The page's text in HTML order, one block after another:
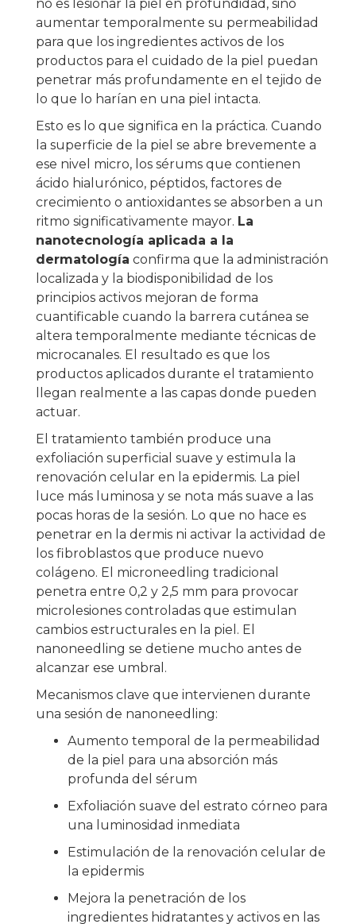
no es lesionar la piel en profundidad, sino
aumentar temporalmente su permeabilidad
para que los ingredientes activos de los
productos para el cuidado de la piel puedan
penetrar más profundamente en el tejido de
lo que lo harían en una piel intacta.
Esto es lo que significa en la práctica. Cuando
la superficie de la piel se abre brevemente a
ese nivel micro, los sérums que contienen
ácido hialurónico, péptidos, factores de
crecimiento o antioxidantes se absorben a un
ritmo significativamente mayor. La
nanotecnología aplicada a la
dermatología confirma que la administración
localizada y la biodisponibilidad de los
principios activos mejoran de forma
cuantificable cuando la barrera cutánea se
altera temporalmente mediante técnicas de
microcanales. El resultado es que los
productos aplicados durante el tratamiento
llegan realmente a las capas donde pueden
actuar.
El tratamiento también produce una
exfoliación superficial suave y estimula la
renovación celular en la epidermis. La piel
luce más luminosa y se nota más suave a las
pocas horas de la sesión. Lo que no hace es
penetrar en la dermis ni activar la actividad de
los fibroblastos que produce nuevo
colágeno. El microneedling tradicional
penetra entre 0,2 y 2,5 mm para provocar
microlesiones controladas que estimulan
cambios estructurales en la piel. El
nanoneedling se detiene mucho antes de
alcanzar ese umbral.
Mecanismos clave que intervienen durante
una sesión de nanoneedling:
Aumento temporal de la permeabilidad
de la piel para una absorción más
profunda del sérum
Exfoliación suave del estrato córneo para
una luminosidad inmediata
Estimulación de la renovación celular de
la epidermis
Mejora la penetración de los
ingredientes hidratantes y activos en las